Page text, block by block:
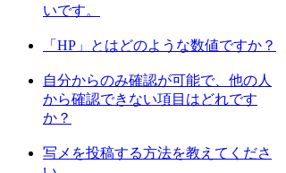
いです。
「HP」とはどのような数値ですか？
自分からのみ確認が可能で、他の人
から確認できない項目はどれです
か？
写メを投稿する方法を教えてくださ